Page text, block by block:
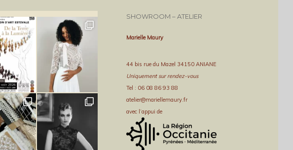
SHOWROOM – ATELIER
Marielle Maury
44 bis rue du Mazel 34150 ANIANE
Uniquement sur rendez-vous
Tel : 06 08 86 93 88
atelier@mariellemaury.fr
avec l’appui de